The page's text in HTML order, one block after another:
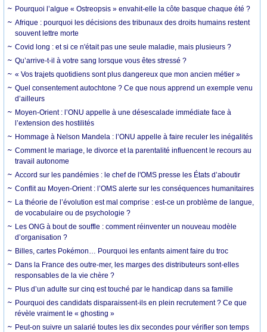
Pourquoi l’algue « Ostreopsis » envahit-elle la côte basque chaque été ?
Afrique : pourquoi les décisions des tribunaux des droits humains restent
souvent lettre morte
Covid long : et si ce n'était pas une seule maladie, mais plusieurs ?
Qu’arrive-t-il à votre sang lorsque vous êtes stressé ?
« Vos trajets quotidiens sont plus dangereux que mon ancien métier »
Quel consentement autochtone ? Ce que nous apprend un exemple venu
d’ailleurs
Moyen-Orient : l’ONU appelle à une désescalade immédiate face à
l’extension des hostilités
Hommage à Nelson Mandela : l’ONU appelle à faire reculer les inégalités
Comment le mariage, le divorce et la parentalité influencent le recours au
travail autonome
Accord sur les pandémies : le chef de l'OMS presse les États d’aboutir
Conflit au Moyen-Orient : l’OMS alerte sur les conséquences humanitaires
La théorie de l’évolution est mal comprise : est-ce un problème de langue,
de vocabulaire ou de psychologie ?
Les ONG à bout de souffle : comment réinventer un nouveau modèle
d’organisation ?
Billes, cartes Pokémon… Pourquoi les enfants aiment faire du troc
Dans la France des outre-mer, les marges des distributeurs sont-elles
responsables de la vie chère ?
Plus d’un adulte sur cinq est touché par le handicap dans sa famille
Pourquoi des candidats disparaissent-ils en plein recrutement ? Ce que
révèle vraiment le « ghosting »
Peut-on suivre un salarié toutes les dix secondes pour vérifier son temps